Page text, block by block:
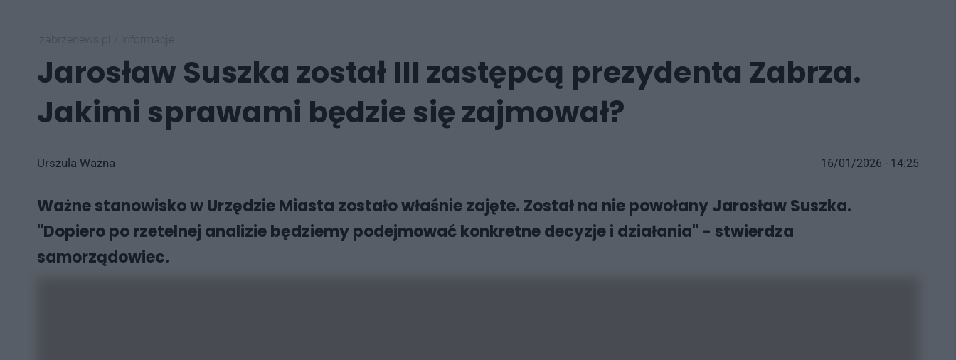
Jarosław Suszka został III zastępcą prezydenta Zabrza.
Jakimi sprawami będzie się zajmował?
Urszula Ważna 16/01/2026 - 14:25
Ważne stanowisko w Urzędzie Miasta zostało właśnie zajęte. Został na nie powołany Jarosław Suszka.
"Dopiero po rzetelnej analizie będziemy podejmować konkretne decyzje i działania" - stwierdza
samorządowiec.